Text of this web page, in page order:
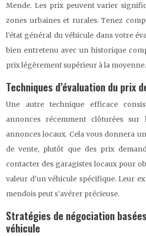
Mende. Les prix peuvent varier
zones urbaines et rurales. Tenez
l’état général du véhicule dans votre
bien entretenu avec un historique
prix légèrement supérieur à la moyenne.
Techniques d’évaluation du prix
Une autre technique efficace
annonces récemment clôturées sur
annonces locaux. Cela vous donnera
de vente, plutôt que des prix
contacter des garagistes locaux pour
valeur d’un véhicule spécifique. Leur
mendois peut s’avérer précieuse.
Stratégies de négociation
véhicule